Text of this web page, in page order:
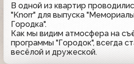
В одной из квартир
"Knorr" для выпуска
Городка".
Как мы видим атмосфера на
программы "Городок", всегда
весёлой и дружеской.